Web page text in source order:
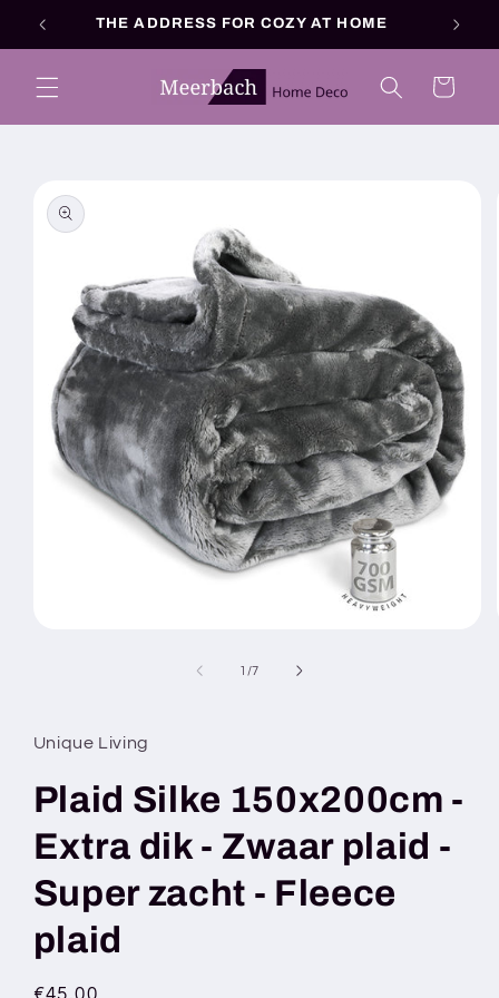
Skip to
THE ADDRESS FOR COZY AT HOME
Cart
product
information
1 /of
7
Unique Living
Plaid Silke 150x200cm -
Extra dik - Zwaar plaid -
Super zacht - Fleece
plaid